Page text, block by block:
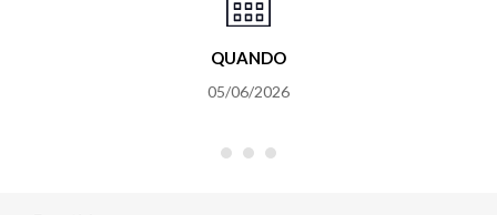
QUANDO
05/06/2026